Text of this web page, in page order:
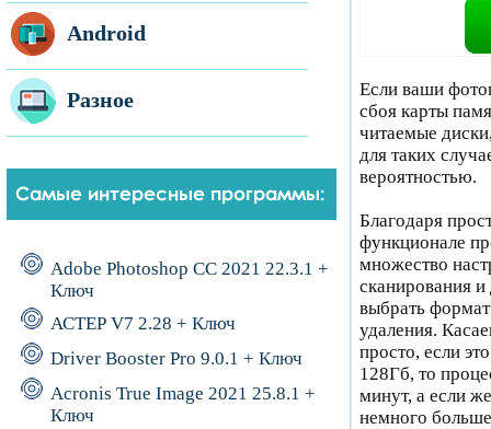
Android
Разное
Adobe Photoshop CC 2021 22.3.1 +
Ключ
АСТЕР V7 2.28 + Ключ
Driver Booster Pro 9.0.1 + Ключ
Acronis True Image 2021 25.8.1 +
Ключ
Если ваши
сбоя карты
читаемые
для таких
вероятностью.
Благодаря
функционале
множество
сканирования
выбрать
удаления.
просто, если
128Гб, то
минут, а если
немного